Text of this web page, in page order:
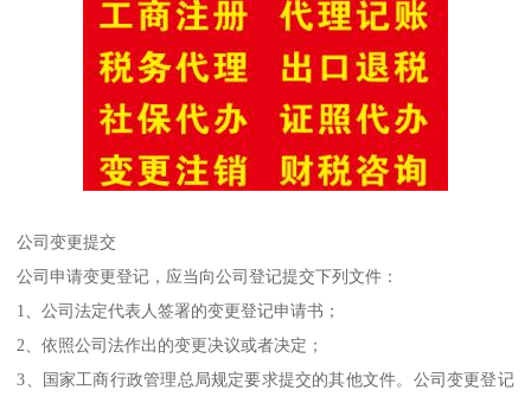
公司变更提交
公司申请变更登记，应当向公司登记提交下列文件：
1、公司法定代表人签署的变更登记申请书；
2、依照公司法作出的变更决议或者决定；
3、国家工商行政管理总局规定要求提交的其他文件。公司变更登记